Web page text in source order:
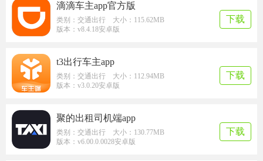
滴滴车主app官方版
类别：交通出行 大小：115.62MB
版本：v8.4.18安卓版
下载
t3出行车主app
类别：交通出行 大小：112.94MB
版本：v3.0.20安卓版
下载
聚的出租司机端app
类别：交通出行 大小：130.77MB
版本：v6.00.0.0028安卓版
下载